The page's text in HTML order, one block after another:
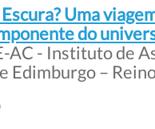
Uma
do
AC - Instituto de
Edimburgo –